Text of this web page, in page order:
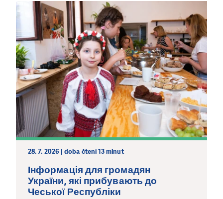
28. 7. 2026 | doba čtení 13 minut
Інформація для громадян
України, які прибувають до
Чеської Республіки